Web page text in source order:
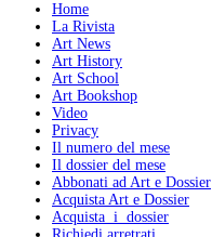
Home
La Rivista
Art News
Art History
Art School
Art Bookshop
Video
Privacy
Il numero del mese
Il dossier del mese
Abbonati ad Art e Dossier
Acquista Art e Dossier
Acquista i dossier